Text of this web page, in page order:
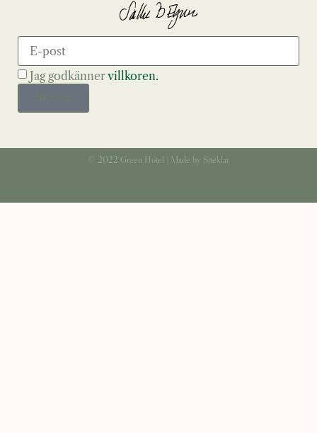
Jag godkännervillkoren.
© 2022 Green Hotel | Made by Siteklar